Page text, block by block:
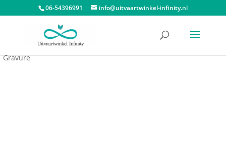
06-54396991 info@uitvaartwinkel-infinity.nl
Urnen/Messing urnen
Gravure